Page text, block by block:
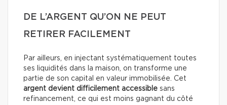
DE L’ARGENT QU’ON NE PEUT
RETIRER FACILEMENT
Par ailleurs, en injectant systématiquement toutes
ses liquidités dans la maison, on transforme une
partie de son capital en valeur immobilisée. Cet
argent devient difficilement accessible sans
refinancement, ce qui est moins gagnant du côté